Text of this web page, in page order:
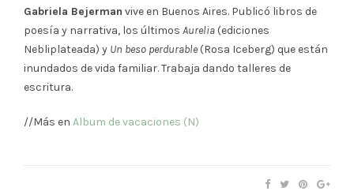
Gabriela Bejerman vive en Buenos Aires. Publicó libros de
poesía y narrativa, los últimos Aurelia (ediciones
Nebliplateada) y Un beso perdurable (Rosa Iceberg) que están
inundados de vida familiar. Trabaja dando talleres de
escritura.
//Más en Album de vacaciones (N)